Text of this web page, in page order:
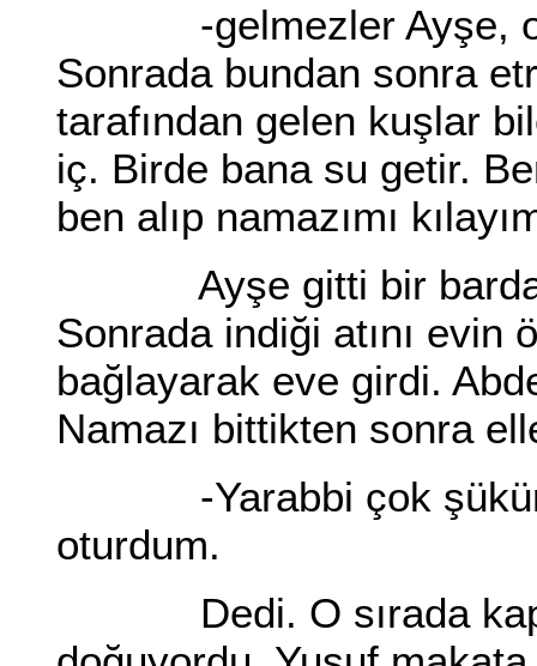
-gelmezler Ayşe,
Sonrada bundan sonra
tarafından gelen kuşlar
iç. Birde bana su getir.
ben alıp namazımı
Ayşe gitti bir bardak
Sonrada indiği atını evin
bağlayarak eve girdi.
Namazı bittikten sonra
-Yarabbi çok şükür,
oturdum.
Dedi. O sırada kapı